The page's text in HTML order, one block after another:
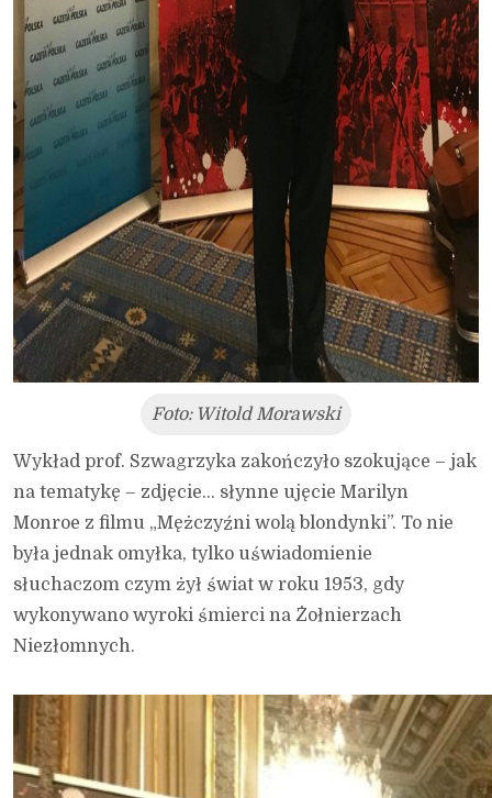
Foto: Witold Morawski
Wykład prof. Szwagrzyka zakończyło szokujące – jak
na tematykę – zdjęcie… słynne ujęcie Marilyn
Monroe z filmu „Mężczyźni wolą blondynki”. To nie
była jednak omyłka, tylko uświadomienie
słuchaczom czym żył świat w roku 1953, gdy
wykonywano wyroki śmierci na Żołnierzach
Niezłomnych.